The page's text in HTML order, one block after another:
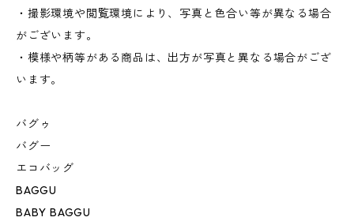
・撮影環境や閲覧環境により、写真と色合い等が異なる場合
がございます。
・模様や柄等がある商品は、出方が写真と異なる場合がござ
います。
バグゥ
バグー
エコバッグ
BAGGU
BABY BAGGU